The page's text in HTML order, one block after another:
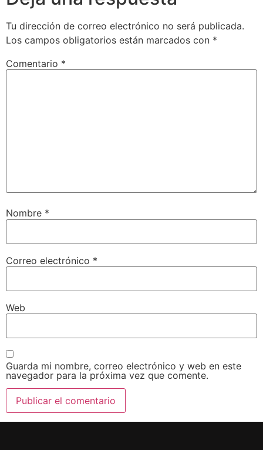
Tu dirección de correo electrónico no será publicada.
Los campos obligatorios están marcados con *
Comentario *
Nombre *
Correo electrónico *
Web
Guarda mi nombre, correo electrónico y web en este
navegador para la próxima vez que comente.